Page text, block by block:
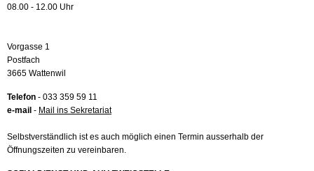
08.00 - 12.00 Uhr
Vorgasse 1
Postfach
3665 Wattenwil
Telefon - 033 359 59 11
e-mail - Mail ins Sekretariat
Selbstverständlich ist es auch möglich einen Termin ausserhalb der
Öffnungszeiten zu vereinbaren.